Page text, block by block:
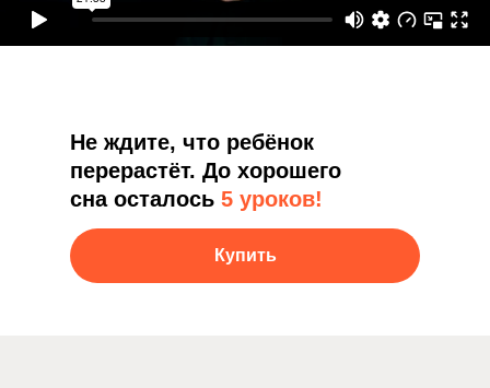
Купить
Не ждите, что ребёнок
перерастёт. До хорошего
сна осталось 5 уроков!